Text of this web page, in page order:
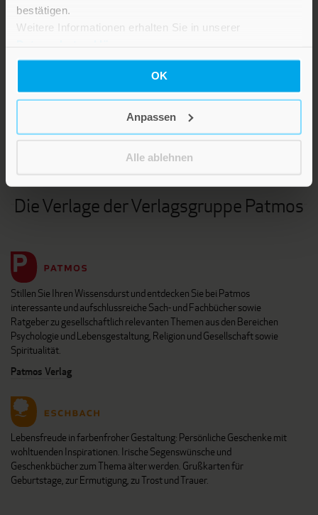
bestätigen.
Weitere Informationen erhalten Sie in unserer
OK
Anpassen
Alle ablehnen
LEBE GUT MAGAZIN
NEWSLETTER
KARRIERE
KUNDENINFO
Die Verlage der Verlagsgruppe Patmos
Stillen Sie Ihren Wissensdurst und entdecken Sie bei Patmos
interessante und aufschlussreiche Sach- und Fachbücher sowie
Ratgeber zu gesellschaftlich relevanten Themen aus den Bereichen
Psychologie und Lebensgestaltung, Religion und Gesellschaft sowie
Spiritualität.
Patmos Verlag
Lebensfreude in farbenfroher Gestaltung: Persönliche Geschenke mit
wohltuenden Inspirationen. Irische Segenswünsche und
Geschenkbücher zum Thema älter werden. Grußkarten für
Geburtstage, zur Ermutigung, zu Trost und Trauer.